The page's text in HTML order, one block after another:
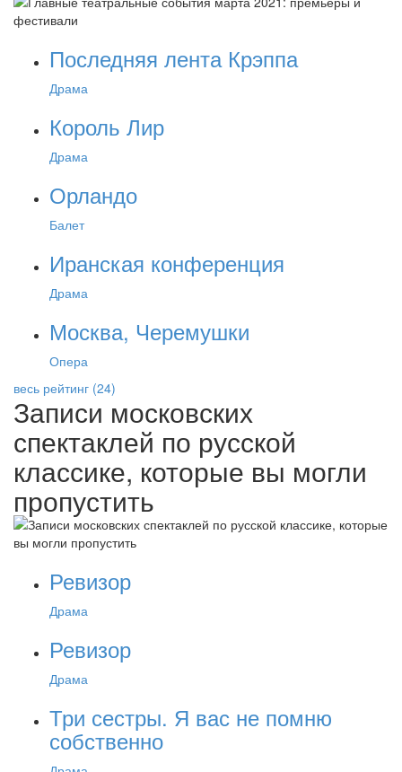
Последняя лента Крэппа
Драма
Король Лир
Драма
Орландо
Балет
Иранская конференция
Драма
Москва, Черемушки
Опера
весь рейтинг (24)
Записи московских
спектаклей по русской
классике, которые вы могли
пропустить
Ревизор
Драма
Ревизор
Драма
Три сестры. Я вас не помню
собственно